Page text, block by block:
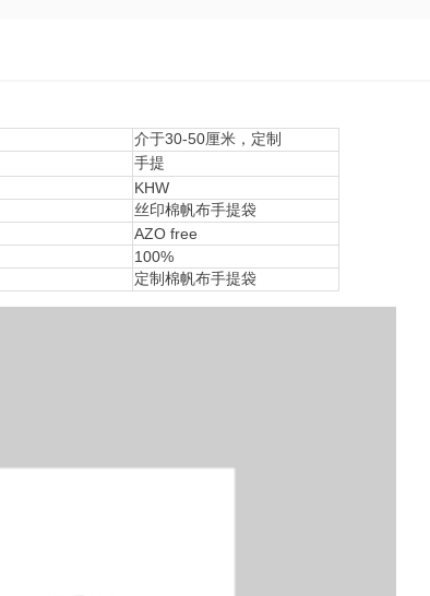
介于30-50厘米，定制
手提
KHW
丝印棉帆布手提袋
AZO free
100%
定制棉帆布手提袋